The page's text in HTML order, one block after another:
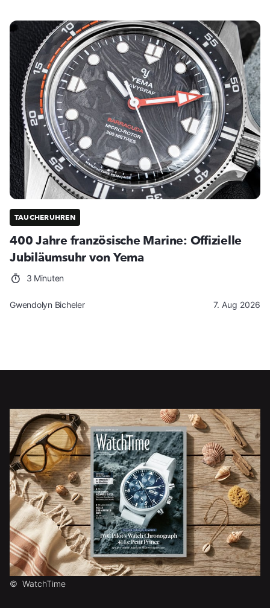
TAUCHERUHREN
400 Jahre französische Marine: Offizielle
Jubiläumsuhr von Yema
3 Minuten
Gwendolyn Bicheler 7. Aug 2026
© WatchTime